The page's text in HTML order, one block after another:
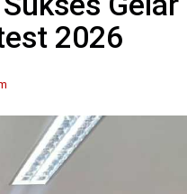
2026